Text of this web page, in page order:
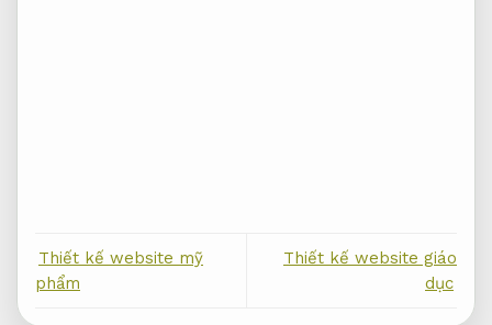
Thiết kế website mỹ
phẩm
Thiết kế website giáo
dục